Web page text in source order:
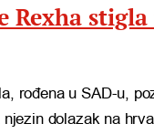
Rexha
rođena u SAD-u,
njezin dolazak na